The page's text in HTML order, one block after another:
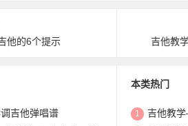
他的6个提示
吉他教
吉他弹唱谱
本类热门
1 吉他教